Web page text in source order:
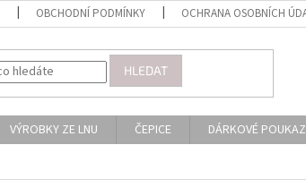
OBCHODNÍ PODMÍNKY OCHRANA OSOBNÍCH
HLEDAT
VÝROBKY ZE LNU ČEPICE DÁRKOVÉ